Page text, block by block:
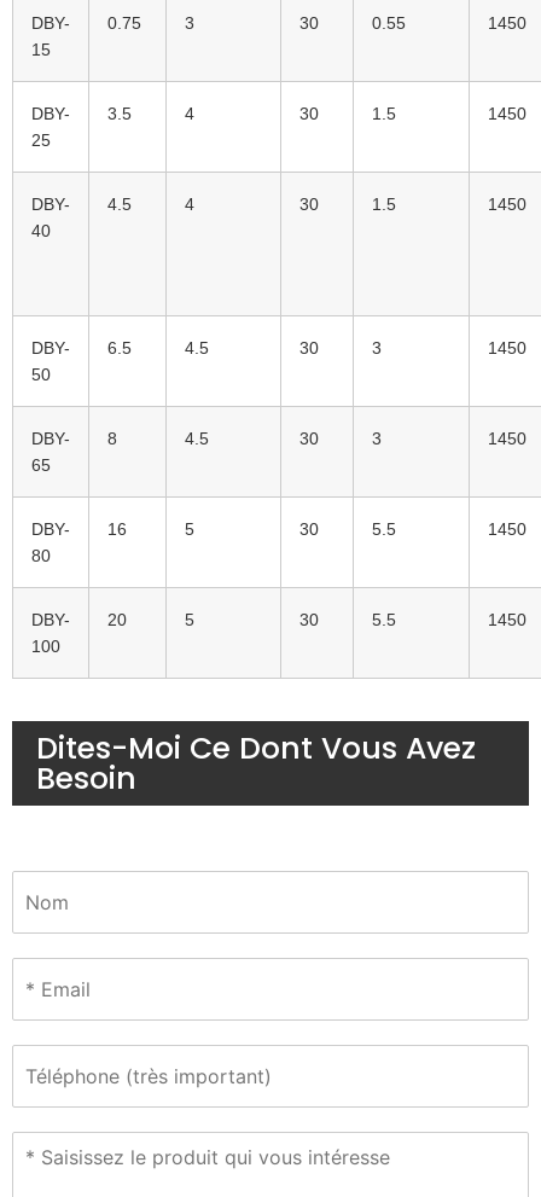
DBY-
15
0.75 3 30 0.55 1450
DBY-
25
3.5 4 30 1.5 1450
DBY-
40
4.5 4 30 1.5 1450
DBY-
50
6.5 4.5 30 3 1450
DBY-
65
8 4.5 30 3 1450
DBY-
80
16 5 30 5.5 1450
DBY-
100
20 5 30 5.5 1450
Dites-Moi Ce Dont Vous Avez
Besoin